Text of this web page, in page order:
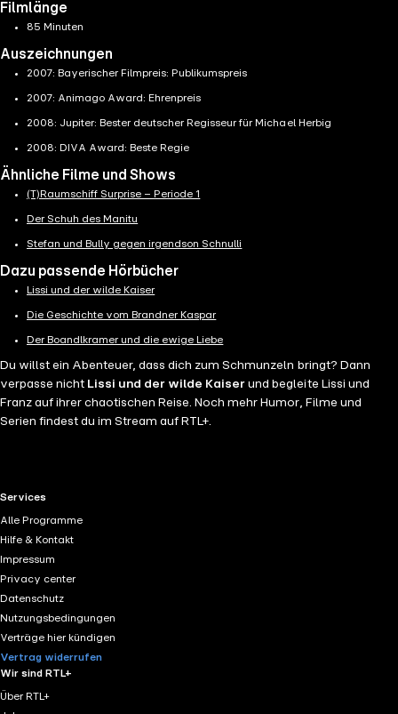
Filmlänge
85 Minuten
Auszeichnungen
2007: Bayerischer Filmpreis: Publikumspreis
2007: Animago Award: Ehrenpreis
2008: Jupiter: Bester deutscher Regisseur für Michael Herbig
2008: DIVA Award: Beste Regie
Ähnliche Filme und Shows
(T)Raumschiff Surprise – Periode 1
Der Schuh des Manitu
Stefan und Bully gegen irgendson Schnulli
Dazu passende Hörbücher
Lissi und der wilde Kaiser
Die Geschichte vom Brandner Kaspar
Der Boandlkramer und die ewige Liebe
Du willst ein Abenteuer, dass dich zum Schmunzeln bringt? Dann
verpasse nicht Lissi und der wilde Kaiser und begleite Lissi und
Franz auf ihrer chaotischen Reise. Noch mehr Humor, Filme und
Serien findest du im Stream auf RTL+.
RTL+ useful links.
Services
Alle Programme
Hilfe & Kontakt
Impressum
Privacy center
Datenschutz
Nutzungsbedingungen
Verträge hier kündigen
Vertrag widerrufen
Wir sind RTL+
Über RTL+